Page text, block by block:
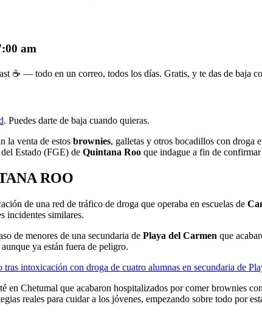
am
☕ — todo en un correo, todos los días. Gratis, y te das de baja
. Puedes darte de baja cuando quieras.
la venta de estos brownies, galletas y otros bocadillos con droga
Estado (FGE) de Quintana Roo que indague a fin de confirmar
ROO
de una red de tráfico de droga que operaba en escuelas de
incidentes similares.
de menores de una secundaria de Playa del Carmen que
ya están fuera de peligro.
intoxicación con droga de cuatro alumnas en secundaria de
en Chetumal que acabaron hospitalizados por comer brownies
reales para cuidar a los jóvenes, empezando sobre todo por